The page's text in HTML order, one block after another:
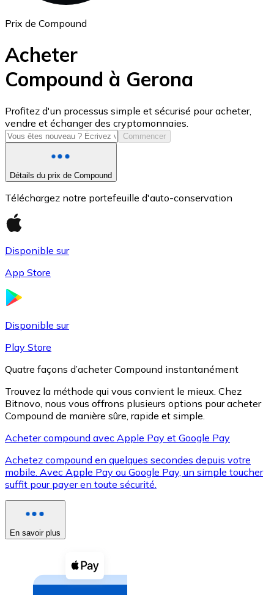
USD Coin
USDC
XRP
XRP
Voir toutes
Coupons crypto
Achetez des cryptomonnaies en espèces et d'autres
Prix de Compound
Acheter
Compound à Gerona
Profitez d'un processus simple et sécurisé pour acheter,
vendre et échanger des cryptomonnaies.
Commencer
Détails du prix de Compound
Téléchargez notre portefeuille d'auto-conservation
Disponible sur
App Store
Disponible sur
Play Store
Quatre façons d’acheter Compound instantanément
Trouvez la méthode qui vous convient le mieux. Chez
Bitnovo, nous vous offrons plusieurs options pour acheter
Compound de manière sûre, rapide et simple.
Acheter compound avec Apple Pay et Google Pay
Achetez compound en quelques secondes depuis votre
mobile. Avec Apple Pay ou Google Pay, un simple toucher
suffit pour payer en toute sécurité.
En savoir plus